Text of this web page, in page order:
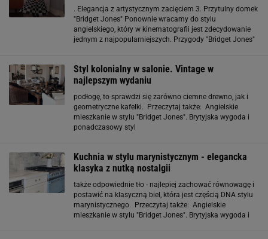
. Elegancja z artystycznym zacięciem 3. Przytulny domek
"Bridget Jones" Ponownie wracamy do stylu
angielskiego, który w kinematografii jest zdecydowanie
jednym z najpopularniejszych. Przygody "Bridget Jones"
Styl kolonialny w salonie. Vintage w
najlepszym wydaniu
podłogę, to sprawdzi się zarówno ciemne drewno, jak i
geometryczne kafelki. Przeczytaj także: Angielskie
mieszkanie w stylu "Bridget Jones". Brytyjska wygoda i
ponadczasowy styl
Kuchnia w stylu marynistycznym - elegancka
klasyka z nutką nostalgii
także odpowiednie tło - najlepiej zachować równowagę i
postawić na klasyczną biel, która jest częścią DNA stylu
marynistycznego. Przeczytaj także: Angielskie
mieszkanie w stylu "Bridget Jones". Brytyjska wygoda i